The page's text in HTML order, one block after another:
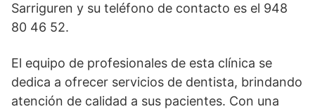
Sarriguren y su teléfono de contacto es el 948
80 46 52.
El equipo de profesionales de esta clínica se
dedica a ofrecer servicios de dentista, brindando
atención de calidad a sus pacientes. Con una